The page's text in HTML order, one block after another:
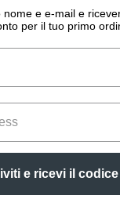
office
— REA
Per i resi, vedere qui
nome e e-mail e
per il tuo primo
e ricevi il codice